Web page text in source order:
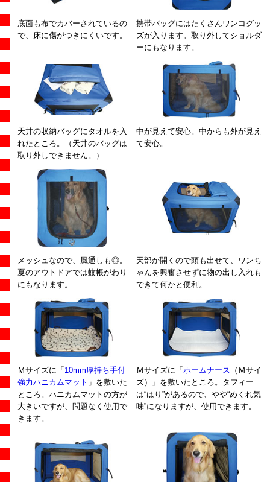
底面も布でカバーされているの
で、床に傷がつきにくいです。
携帯バッグにはたくさんワンコグッ
ズが入ります。取り外してショルダ
ーにもなります。
天井の収納バッグにタオルを入
れたところ。（天井のバッグは
取り外しできません。）
中が見えて安心。中からも外が見え
て安心。
メッシュなので、風通しも◎。
夏のアウトドアでは蚊帳がわり
にもなります。
天部が開くので頭も出せて、ワンち
ゃんを興奮させずに物の出し入れも
できて何かと便利。
Ｍサイズに「 10mm厚持ち手付
強力ハニカムマット 」を敷いた
ところ。ハニカムマットの方が
大きいですが、問題なく使用で
きます。
Ｍサイズに「 ホームナース
（Ｍサイ
ズ）」を敷いたところ。タフィー
は“はり”があるので、やや“めくれ気
味”になりますが、使用できます。